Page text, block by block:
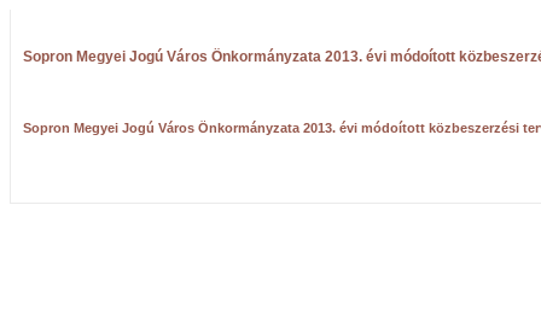
Sopron Megyei Jogú Város Önkormányzata 2013. évi módoított
Sopron Megyei Jogú Város Önkormányzata 2013. évi módoított közbeszerzési